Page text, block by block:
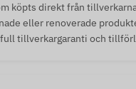
köpts direkt från
eller renoverade
full tillverkargaranti och